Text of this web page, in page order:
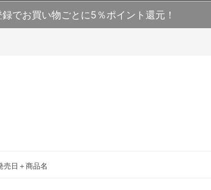
でお買い物ごとに5％ポイント還元！
売日＋商品名